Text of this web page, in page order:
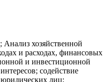
Анализ хозяйственной
и расходах, финансовых
и инвестиционной
содействие
лиц;